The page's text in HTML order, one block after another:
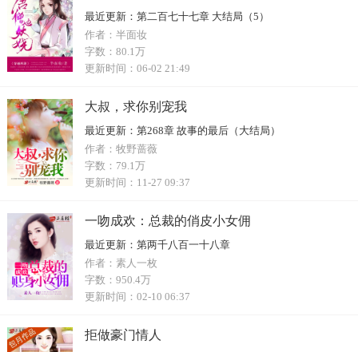
最近更新： 第二百七十七章 大结局（5）
作者： 半面妆
字数： 80.1万
更新时间： 06-02 21:49
大叔，求你别宠我
最近更新： 第268章 故事的最后（大结局）
作者： 牧野蔷薇
字数： 79.1万
更新时间： 11-27 09:37
一吻成欢：总裁的俏皮小女佣
最近更新： 第两千八百一十八章
作者： 素人一枚
字数： 950.4万
更新时间： 02-10 06:37
拒做豪门情人